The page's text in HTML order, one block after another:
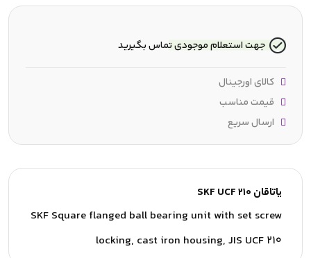
یاتاقان SKF UCF 210
SKF Square flanged ball bearing unit with set screw
locking, cast iron housing, JIS UCF 210
جهت استعلام موجودی تماس بگیرید
کالای اورجینال
قیمت مناسب
ارسال سریع